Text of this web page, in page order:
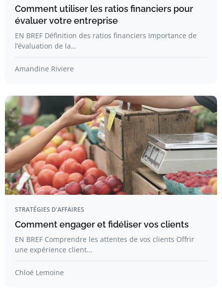
Comment utiliser les ratios financiers pour
évaluer votre entreprise
EN BREF Définition des ratios financiers Importance de
l’évaluation de la…
Amandine Riviere
STRATÉGIES D'AFFAIRES
Comment engager et fidéliser vos clients
EN BREF Comprendre les attentes de vos clients Offrir
une expérience client…
Chloé Lemoine